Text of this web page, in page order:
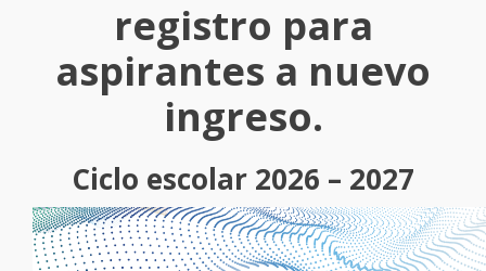
registro para
aspirantes a nuevo
ingreso.
Ciclo escolar 2026 – 2027